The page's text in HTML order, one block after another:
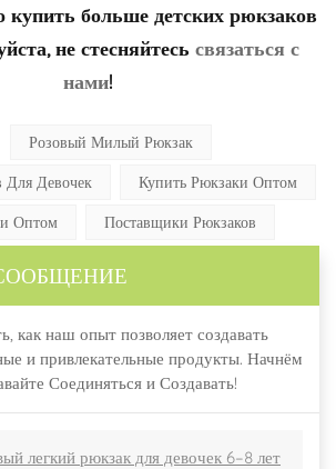
больше детских рюкзаков
не стесняйтесь связаться с
нами!
Розовый Милый Рюкзак
Для Девочек
Купить Рюкзаки Оптом
Оптом
Поставщики Рюкзаков
как наш опыт позволяет создавать
и привлекательные продукты. Начнём
Соединяться и Создавать!
легкий рюкзак для девочек 6–8 лет